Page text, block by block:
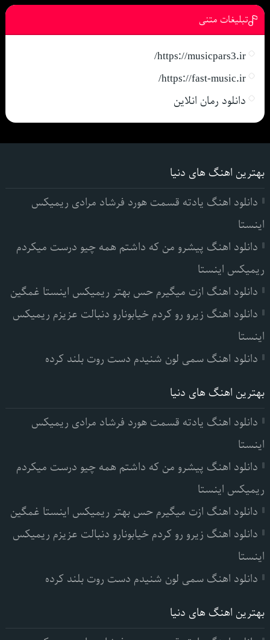
تبلیغات متنی
https://musicpars3.ir/
https://fast-music.ir/
دانلود رمان انلاین
بهترین اهنگ های دنیا
دانلود اهنگ یادته قسمت هورد فرشاد مرادی ریمیکس
اینستا
دانلود اهنگ پیشرو من که داشتم همه چیو درست میکردم
ریمیکس اینستا
دانلود اهنگ ازت میگیرم حس بهتر ریمیکس اینستا غمگین
دانلود اهنگ زیرو رو کردم خیابونارو دنبالت عزیزم ریمیکس
اینستا
دانلود اهنگ سمی لون شنیدم دست روت بلند کرده
بهترین اهنگ های دنیا
دانلود اهنگ یادته قسمت هورد فرشاد مرادی ریمیکس
اینستا
دانلود اهنگ پیشرو من که داشتم همه چیو درست میکردم
ریمیکس اینستا
دانلود اهنگ ازت میگیرم حس بهتر ریمیکس اینستا غمگین
دانلود اهنگ زیرو رو کردم خیابونارو دنبالت عزیزم ریمیکس
اینستا
دانلود اهنگ سمی لون شنیدم دست روت بلند کرده
بهترین اهنگ های دنیا